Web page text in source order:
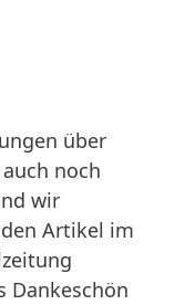
über
noch
wir
Artikel im
Dankeschön